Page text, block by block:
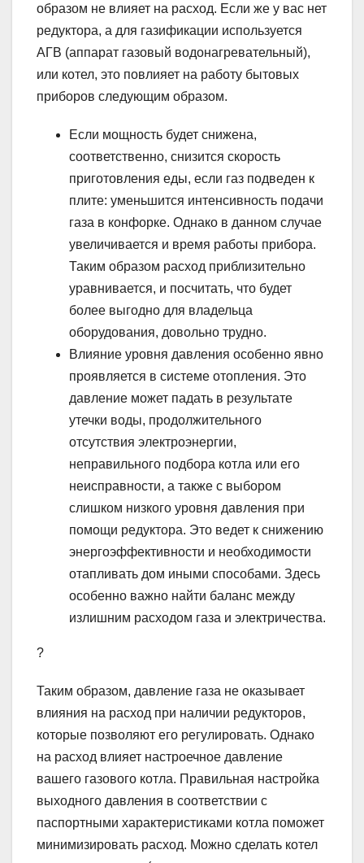
образом не влияет на расход. Если же у вас нет
редуктора, а для газификации используется
АГВ (аппарат газовый водонагревательный),
или котел, это повлияет на работу бытовых
приборов следующим образом.
Если мощность будет снижена,
соответственно, снизится скорость
приготовления еды, если газ подведен к
плите: уменьшится интенсивность подачи
газа в конфорке. Однако в данном случае
увеличивается и время работы прибора.
Таким образом расход приблизительно
уравнивается, и посчитать, что будет
более выгодно для владельца
оборудования, довольно трудно.
Влияние уровня давления особенно явно
проявляется в системе отопления. Это
давление может падать в результате
утечки воды, продолжительного
отсутствия электроэнергии,
неправильного подбора котла или его
неисправности, а также с выбором
слишком низкого уровня давления при
помощи редуктора. Это ведет к снижению
энергоэффективности и необходимости
отапливать дом иными способами. Здесь
особенно важно найти баланс между
излишним расходом газа и электричества.
?
Таким образом, давление газа не оказывает
влияния на расход при наличии редукторов,
которые позволяют его регулировать. Однако
на расход влияет настроечное давление
вашего газового котла. Правильная настройка
выходного давления в соответствии с
паспортными характеристиками котла поможет
минимизировать расход. Можно сделать котел